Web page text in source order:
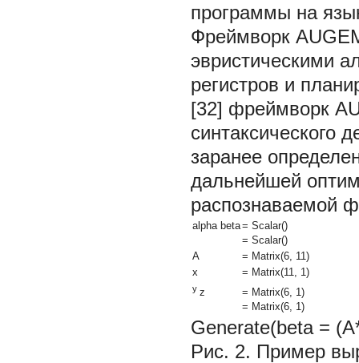
программы на
Фреймворк
эвристическими
регистров и
[32] фреймворк
синтаксического
заранее
дальнейшей
распознаваемой
alpha beta= Scalar()
= Scalar()
A
= Matrix(6, 11)
x
= Matrix(11, 1)
y z
= Matrix(6, 1)
= Matrix(6, 1)
Generate(beta =
Рис. 2. Пример